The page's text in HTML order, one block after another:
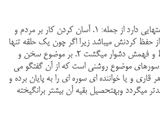
تجزیه قرآن به سوره ها فوائد و حکمت­هایی دارد از جمله: 1. آسان کردن کار بر مردم و
حفظ کردنش می­باشد زیرا اگر چون یک حلقه تنها
بود، نه حلقه­های به هم پیوسته، حفظ و فهمش دشوار می­گشت 2. بر موضوع سخن و
سوره­ای موضوع روشنی است که از آن گفتگو می
مانند سوره بقره، یوسف و ... 3. هر قاری و یا خواننده ای سوره ای را به پایان برده و
می­گردد وبهتحصیل بقیه آن بیشتر برانگیخته